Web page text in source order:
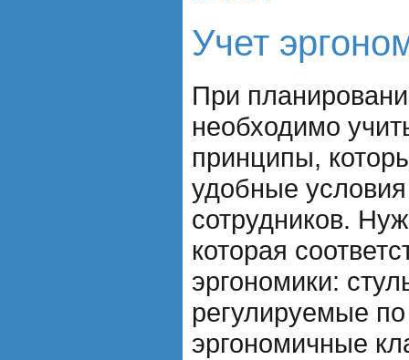
Учет
При
необходимо
принципы,
удобные
сотрудников.
которая
эргономики:
регулируемые
эргономичные